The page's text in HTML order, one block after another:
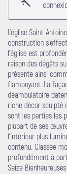
L'église Saint-
construction
l'église est
raison des dégâts
présente ainsi
flamboyant. La
déambulatoire
riche décor sculpté
sont les parties les
plupart de ses
l'intérieur plus
contenu. Classée
profondément à
Seize